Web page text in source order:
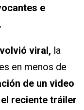
e
viral, la
en menos de
de un video
reciente tráiler